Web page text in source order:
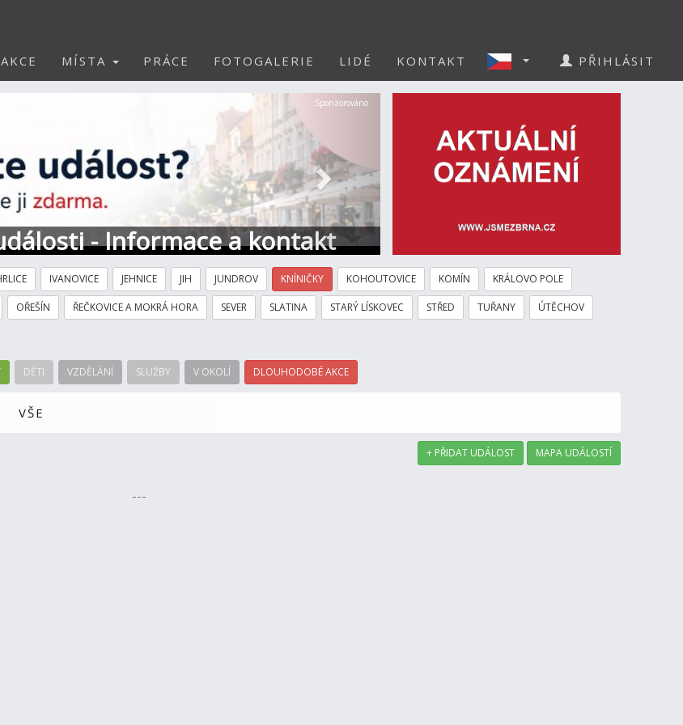
MÍSTA PRÁCE FOTOGALERIE LIDÉ KONTAKT PŘIHLÁSIT
- Informace a kontakt
Další
Sponzorováno
IVANOVICE JEHNICE JIH JUNDROV KNÍNIČKY KOHOUTOVICE KOMÍN KRÁLOVO POLE
OŘEŠÍN ŘEČKOVICE A MOKRÁ HORA SEVER SLATINA STARÝ LÍSKOVEC STŘED TUŘANY ÚTĚCHOV
DĚTI VZDĚLÁNÍ SLUŽBY V OKOLÍ DLOUHODOBÉ AKCE
VŠE
+ PŘIDAT UDÁLOST MAPA UDÁLOSTÍ
---